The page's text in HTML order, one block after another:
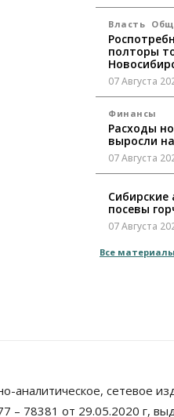
Власть
полторы
07 Августа
Финансы
Расходы
выросли
07 Августа
Сибирские
посевы
07 Августа
Власть
07 Августа
Все материалы
сетевое
78381 от 29.05.2020 г,